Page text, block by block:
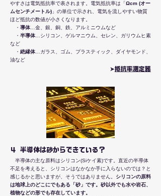
やすさは電気抵抗率で表されます。電気抵抗率は「Ωcm (オー
ムセンチメートル) 」の単位で示され、電気を流しやすい物質
ほど抵抗の数値が小さくなります。
・ 導体 …金、銀、銅、鉄、アルミニウムなど
・ 半導体 …シリコン、ゲルマニウム、セレン、ガリウムヒ素
など
​ ・ 絶縁体 …ガラス、ゴム、プラスティック、ダイヤモンド、
油など
➤​抵抗率測定器
４ 半導体は砂からできている？
半導体の主な原料はシリコン(Siケイ素)です。直近の半導体
不足を考えると、シリコンはなかなか手に入らないのでは？と
感じるかと思いますが、そうではありません。 シリコンの原料
は地球上のどこにでもある「砂」です。砂以外でも水や岩石、
植物などの形でも存在しています。